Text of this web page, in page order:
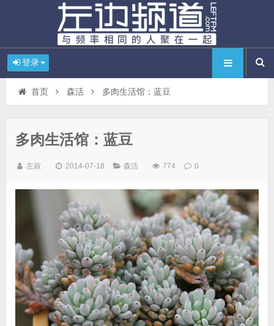
登录
首页 森活 多肉生活馆：蓝豆
多肉生活馆：蓝豆
左叔 2014-07-18 森活 774 0